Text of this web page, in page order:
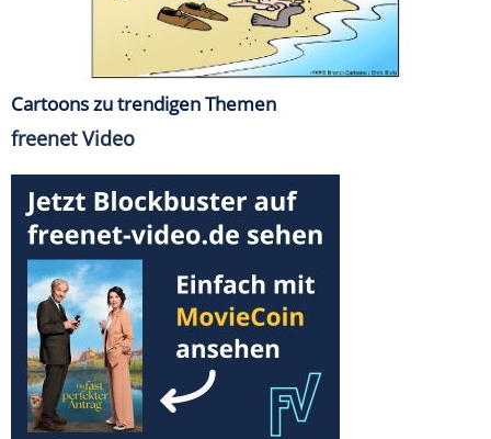
Cartoons zu trendigen Themen
freenet Video